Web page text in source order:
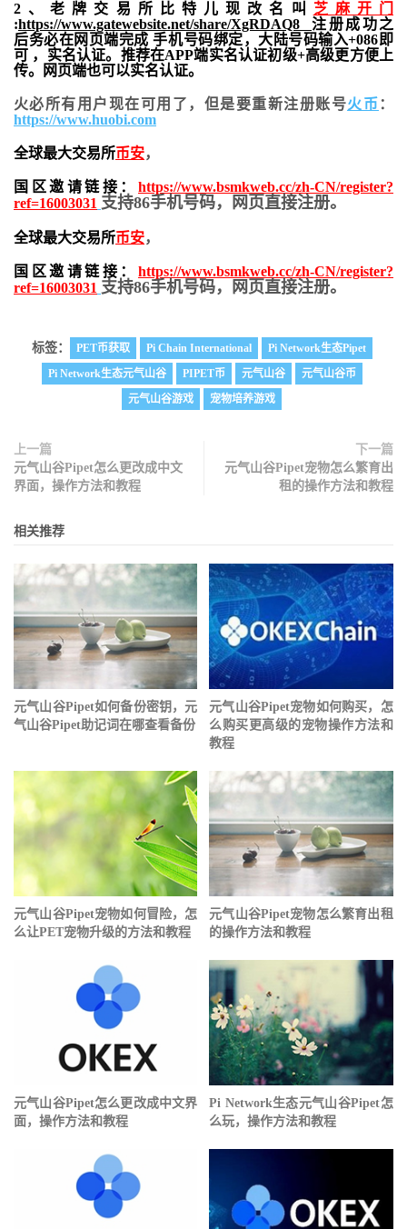
2、老牌交易所比特儿现改名叫 芝麻开门
:https://www.gatewebsite.net/share/XgRDAQ8 注册成功之
后务必在网页端完成 手机号码绑定，大陆号码输入+086即
可 ，实名认证。推荐在APP端实名认证初级+高级更方便上
传。网页端也可以实名认证。
火必所有用户现在可用了，但是要重新注册账号火币 ：
https://www.huobi.com
全球最大交易所币安，
国区邀请链接： https://www.bsmkweb.cc/zh-CN/register?
ref=16003031 支持86手机号码，网页直接注册。
全球最大交易所币安，
国区邀请链接： https://www.bsmkweb.cc/zh-CN/register?
ref=16003031 支持86手机号码，网页直接注册。
标签： PET币获取 Pi Chain International
Pi Network生态Pipet
Pi Network生态元气山谷
PIPET币 元气山谷
元气山谷币
元气山谷游戏
宠物培养游戏
上一篇
元气山谷Pipet怎么更改成中文
界面，操作方法和教程
下一篇
元气山谷Pipet宠物怎么繁育出
租的操作方法和教程
相关推荐
元气山谷Pipet如何备份密钥，元
气山谷Pipet助记词在哪查看备份
元气山谷Pipet宠物如何购买，怎
么购买更高级的宠物操作方法和
教程
元气山谷Pipet宠物如何冒险，怎
么让PET宠物升级的方法和教程
元气山谷Pipet宠物怎么繁育出租
的操作方法和教程
元气山谷Pipet怎么更改成中文界
面，操作方法和教程
Pi Network生态元气山谷Pipet怎
么玩，操作方法和教程